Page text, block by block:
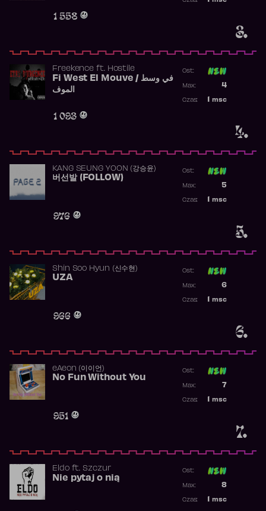
3.
1 558
4.
Freekence ft. Hostile
Fi West El Mouve / في وسط
الموف
1 093
Ost:
4
Max:
msc
Czas:
5.
KANG SEUNG YOON (강승윤)
버선발 (FOLLOW)
976
Ost:
5
Max:
msc
Czas:
6.
Shin Soo Hyun (신수현)
UZA
966
Ost:
6
Max:
msc
Czas:
7.
​eAeon (이이언)
No Fun Without You
951
Ost:
7
Max:
msc
Czas:
Eldoft. Szczur
Nie pytaj o nią
Ost:
8
Max:
msc
Czas: